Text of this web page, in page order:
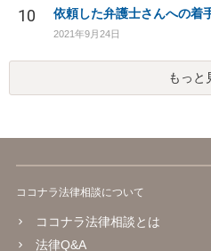
10 依頼した弁護士さんへの着
2021年9月24日
もっと
ココナラ法律相談について
ココナラ法律相談とは
法律Q&A